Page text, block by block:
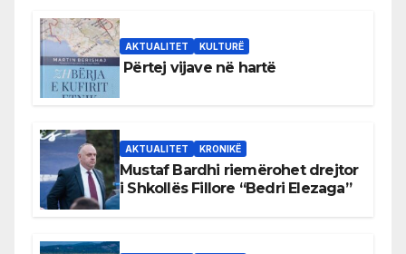
AKTUALITET KULTURË
Përtej vijave në hartë
AKTUALITET KRONIKË
Mustaf Bardhi riemërohet drejtor
i Shkollës Fillore “Bedri Elezaga”